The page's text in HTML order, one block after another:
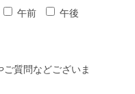
午前
午後
質問などございま